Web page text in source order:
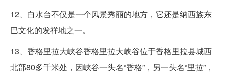
12、白水台不仅是一个风景秀丽的地方，它还是纳西族东
巴文化的发祥地之一。
13、香格里拉大峡谷香格里拉大峡谷位于香格里拉县城西
北部80多千米处，因峡谷一头名“香格”，另一头名“里拉”，